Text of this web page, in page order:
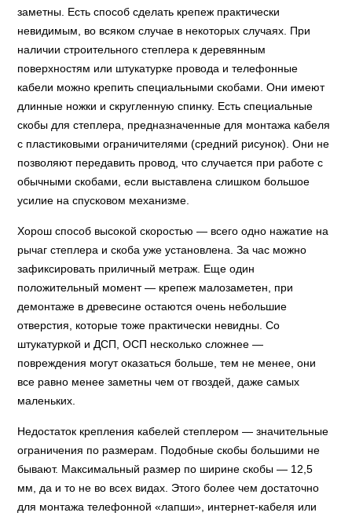
заметны. Есть способ сделать крепеж практически
невидимым, во всяком случае в некоторых случаях. При
наличии строительного степлера к деревянным
поверхностям или штукатурке провода и телефонные
кабели можно крепить специальными скобами. Они имеют
длинные ножки и скругленную спинку. Есть специальные
скобы для степлера, предназначенные для монтажа кабеля
с пластиковыми ограничителями (средний рисунок). Они не
позволяют передавить провод, что случается при работе с
обычными скобами, если выставлена слишком большое
усилие на спусковом механизме.
Хорош способ высокой скоростью — всего одно нажатие на
рычаг степлера и скоба уже установлена. За час можно
зафиксировать приличный метраж. Еще один
положительный момент — крепеж малозаметен, при
демонтаже в древесине остаются очень небольшие
отверстия, которые тоже практически невидны. Со
штукатуркой и ДСП, ОСП несколько сложнее —
повреждения могут оказаться больше, тем не менее, они
все равно менее заметны чем от гвоздей, даже самых
маленьких.
Недостаток крепления кабелей степлером — значительные
ограничения по размерам. Подобные скобы большими не
бывают. Максимальный размер по ширине скобы — 12,5
мм, да и то не во всех видах. Этого более чем достаточно
для монтажа телефонной «лапши», интернет-кабеля или